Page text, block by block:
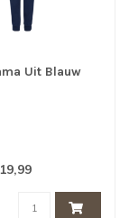
Uit Blauw